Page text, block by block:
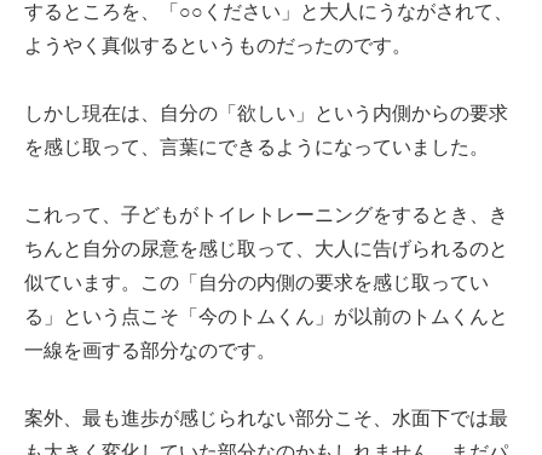
するところを、「○○ください」と大人にうながされて、
ようやく真似するというものだったのです。
しかし現在は、自分の「欲しい」という内側からの要求
を感じ取って、言葉にできるようになっていました。
これって、子どもがトイレトレーニングをするとき、き
ちんと自分の尿意を感じ取って、大人に告げられるのと
似ています。この「自分の内側の要求を感じ取ってい
る」という点こそ「今のトムくん」が以前のトムくんと
一線を画する部分なのです。
案外、最も進歩が感じられない部分こそ、水面下では最